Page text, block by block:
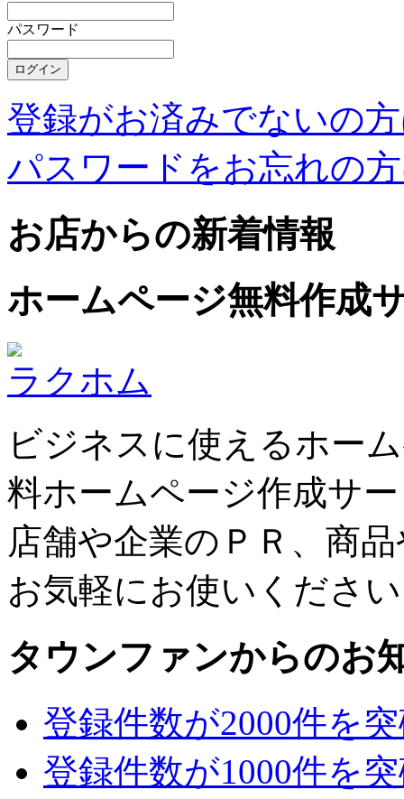
パスワード
登録がお済みでないの
パスワードをお忘れの
お店からの新着情報
ホームページ無料作成
ラクホム
ビジネスに使えるホー
料ホームページ作成サ
店舗や企業のＰＲ、商
お気軽にお使いくださ
タウンファンからのお
登録件数が2000件を
登録件数が1000件を